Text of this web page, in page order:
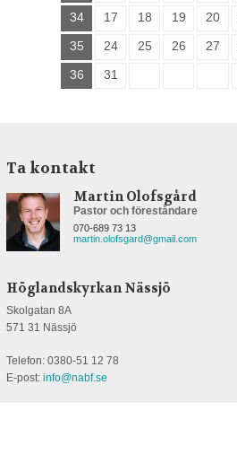
34
17 18 19 20
35
24 25 26 27
36
31
Ta kontakt
Martin Olofsgård
Pastor och föreståndare
070-689 73 13
martin.olofsgard@gmail.com
Höglandskyrkan Nässjö
Skolgatan 8A
571 31 Nässjö
Telefon: 0380-51 12 78
E-post: info@nabf.se